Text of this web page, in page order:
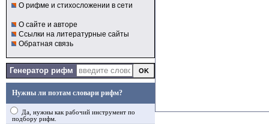
О рифме и стихосложении в сети
О сайте и авторе
Ссылки на литературные сайты
Обратная связь
Генератор рифм
Нужны ли поэтам словари рифм?
Да, нужны как рабочий инструмент по
подбору рифм.